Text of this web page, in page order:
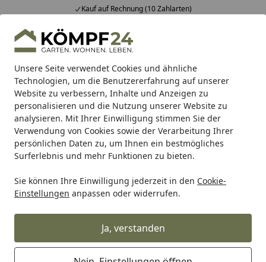
Unsere Seite verwendet Cookies und ähnliche
Technologien, um die Benutzererfahrung auf unserer
Website zu verbessern, Inhalte und Anzeigen zu
personalisieren und die Nutzung unserer Website zu
analysieren. Mit Ihrer Einwilligung stimmen Sie der
Verwendung von Cookies sowie der Verarbeitung Ihrer
persönlichen Daten zu, um Ihnen ein bestmögliches
Surferlebnis und mehr Funktionen zu bieten.
Sie können Ihre Einwilligung jederzeit in den Cookie-
Einstellungen anpassen oder widerrufen.
Ja, verstanden
Kauf auf Rechnung (10 Zahlarten)
Alle Produkte
Mein Konto
Suchen
Startseite
Garten Gartengeräte & Gartenmaschinen
Gartenwerkzeuge
Wählen Sie Ihre Wunschkategorie